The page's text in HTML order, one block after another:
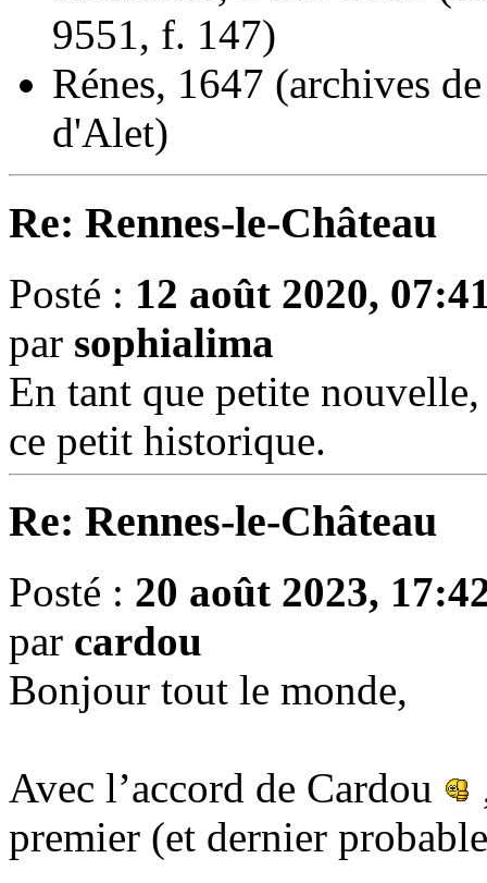
9551, f. 147)
Rénes, 1647 (archives
d'Alet)
Re: Rennes-le-Château
Posté : 12 août 2020,
par sophialima
En tant que petite
ce petit historique.
Re: Rennes-le-Château
Posté : 20 août 2023,
par cardou
Bonjour tout le monde,
Avec l’accord de Cardou
premier (et dernier